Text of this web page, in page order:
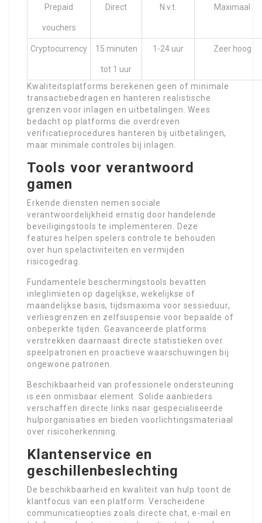
Prepaid
vouchers
Direct N.v.t. Maximaal
Cryptocurrency 15 minuten
tot 1 uur
1-24 uur Zeer hoog
Kwaliteitsplatforms berekenen geen of minimale
transactiebedragen en hanteren realistische
grenzen voor inlagen en uitbetalingen. Wees
bedacht op platforms die overdreven
verificatieprocedures hanteren bij uitbetalingen,
maar minimale controles bij inlagen.
Tools voor verantwoord
gamen
Erkende diensten nemen sociale
verantwoordelijkheid ernstig door handelende
beveiligingstools te implementeren. Deze
features helpen spelers controle te behouden
over hun spelactiviteiten en vermijden
risicogedrag.
Fundamentele beschermingstools bevatten
inleglimieten op dagelijkse, wekelijkse of
maandelijkse basis, tijdsmaxima voor sessieduur,
verliesgrenzen en zelfsuspensie voor bepaalde of
onbeperkte tijden. Geavanceerde platforms
verstrekken daarnaast directe statistieken over
speelpatronen en proactieve waarschuwingen bij
ongewone patronen.
Beschikbaarheid van professionele ondersteuning
is een onmisbaar element. Solide aanbieders
verschaffen directe links naar gespecialiseerde
hulporganisaties en bieden voorlichtingsmateriaal
over risicoherkenning.
Klantenservice en
geschillenbeslechting
De beschikbaarheid en kwaliteit van hulp toont de
klantfocus van een platform. Verscheidene
communicatieopties zoals directe chat, e-mail en